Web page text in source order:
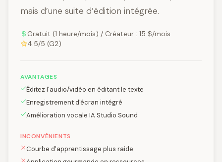
mais d’une suite d’édition intégrée.
Gratuit (1 heure/mois) / Créateur : 15 $/mois
4.5/5 (G2)
AVANTAGES
Éditez l'audio/vidéo en éditant le texte
Enregistrement d'écran intégré
Amélioration vocale IA Studio Sound
INCONVÉNIENTS
Courbe d'apprentissage plus raide